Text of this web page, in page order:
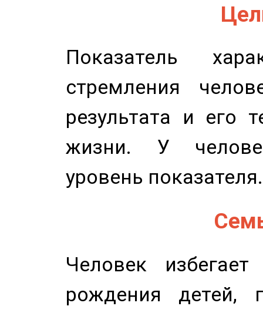
Показатель
стремления
результата и его
жизни. У
уровень показателя.
Человек
рождения детей,